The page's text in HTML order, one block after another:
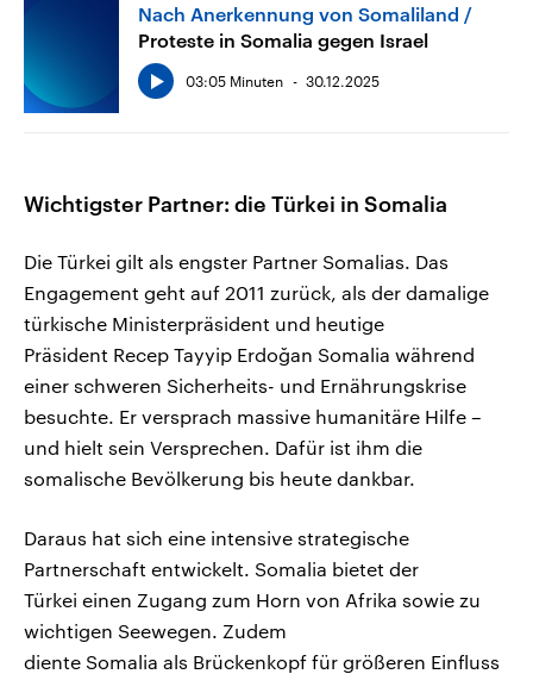
Nach Anerkennung von Somaliland
Proteste in Somalia gegen Israel
03:05 Minuten 30.12.2025
Wichtigster Partner: die Türkei in Somalia
Die Türkei gilt als engster Partner Somalias. Das
Engagement geht auf 2011 zurück, als der damalige
türkische Ministerpräsident und heutige
Präsident Recep Tayyip Erdoğan Somalia während
einer schweren Sicherheits- und Ernährungskrise
besuchte. Er versprach massive humanitäre Hilfe –
und hielt sein Versprechen. Dafür ist ihm die
somalische Bevölkerung bis heute dankbar.
Daraus hat sich eine intensive strategische
Partnerschaft entwickelt. Somalia bietet der
Türkei einen Zugang zum Horn von Afrika sowie zu
wichtigen Seewegen. Zudem
diente Somalia als Brückenkopf für größeren Einfluss